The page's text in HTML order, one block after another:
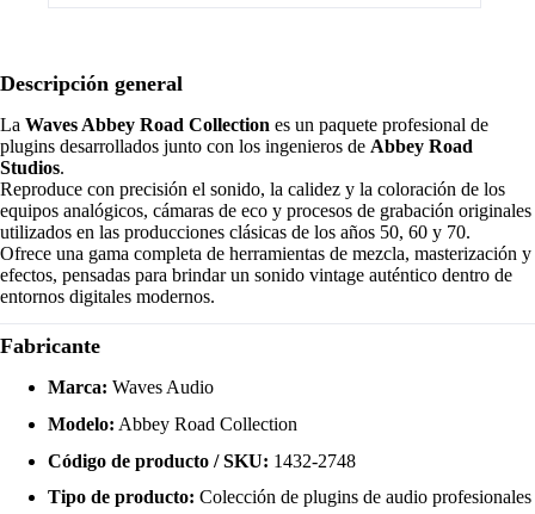
Descripción general
La Waves Abbey Road Collection es un paquete profesional de
plugins desarrollados junto con los ingenieros de Abbey Road
Studios.
Reproduce con precisión el sonido, la calidez y la coloración de los
equipos analógicos, cámaras de eco y procesos de grabación originales
utilizados en las producciones clásicas de los años 50, 60 y 70.
Ofrece una gama completa de herramientas de mezcla, masterización y
efectos, pensadas para brindar un sonido vintage auténtico dentro de
entornos digitales modernos.
Fabricante
Marca: Waves Audio
Modelo: Abbey Road Collection
Código de producto / SKU: 1432-2748
Tipo de producto: Colección de plugins de audio profesionales